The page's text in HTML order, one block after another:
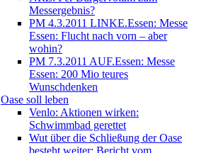
Messergebnis?
PM 4.3.2011 LINKE.Essen: Messe
Essen: Flucht nach vorn – aber
wohin?
PM 7.3.2011 AUF.Essen: Messe
Essen: 200 Mio teures
Wunschdenken
Oase soll leben
Venlo: Aktionen wirken:
Schwimmbad gerettet
Wut über die Schließung der Oase
besteht weiter: Bericht vom